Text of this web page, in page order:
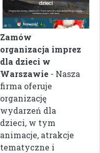
Zamów
organizacja imprez
dla dzieci w
Warszawie - Nasza
firma oferuje
organizację
wydarzeń dla
dzieci, w tym
animacje, atrakcje
tematyczne i